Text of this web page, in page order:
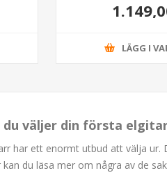
LÄGG I
du väljer din första
har ett enormt utbud att välja
du läsa mer om några av de